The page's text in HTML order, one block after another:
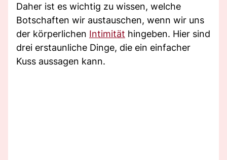
Daher ist es wichtig zu wissen, welche
Botschaften wir austauschen, wenn wir uns
der körperlichen Intimität hingeben. Hier sind
drei erstaunliche Dinge, die ein einfacher
Kuss aussagen kann.